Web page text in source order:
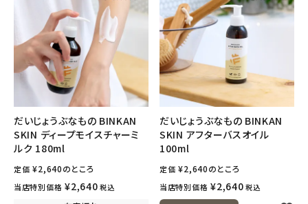
だいじょうぶなもの BINKAN
SKIN ディープモイスチャーミ
ルク 180ml
定価 ¥2,640のところ
当店特別価格 ¥2,640 税込
だいじょうぶなもの BINKAN
SKIN アフターバスオイル
100ml
定価 ¥2,640のところ
当店特別価格 ¥2,640 税込